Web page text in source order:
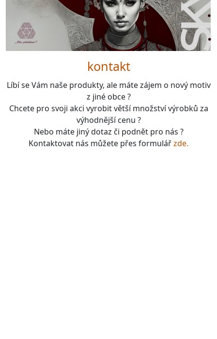
kontakt
Líbí se Vám naše produkty, ale máte zájem o nový motiv
z jiné obce ?
Chcete pro svoji akci vyrobit větší množství výrobků za
výhodnější cenu ?
Nebo máte jiný dotaz či podnět pro nás ?
Kontaktovat nás můžete přes formulářzde.